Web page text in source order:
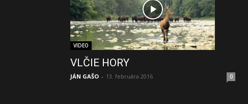
VIDEO
VLČIE HORY
JÁN GAŠO - 13. februára 2016 0